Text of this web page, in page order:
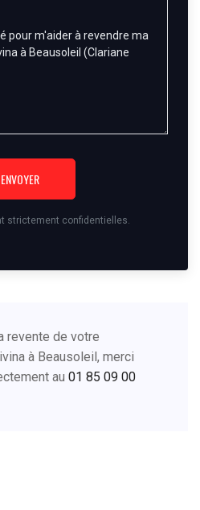
ENVOYER
strictement confidentielles.
revente de votre
à Beausoleil, merci
au 01 85 09 00